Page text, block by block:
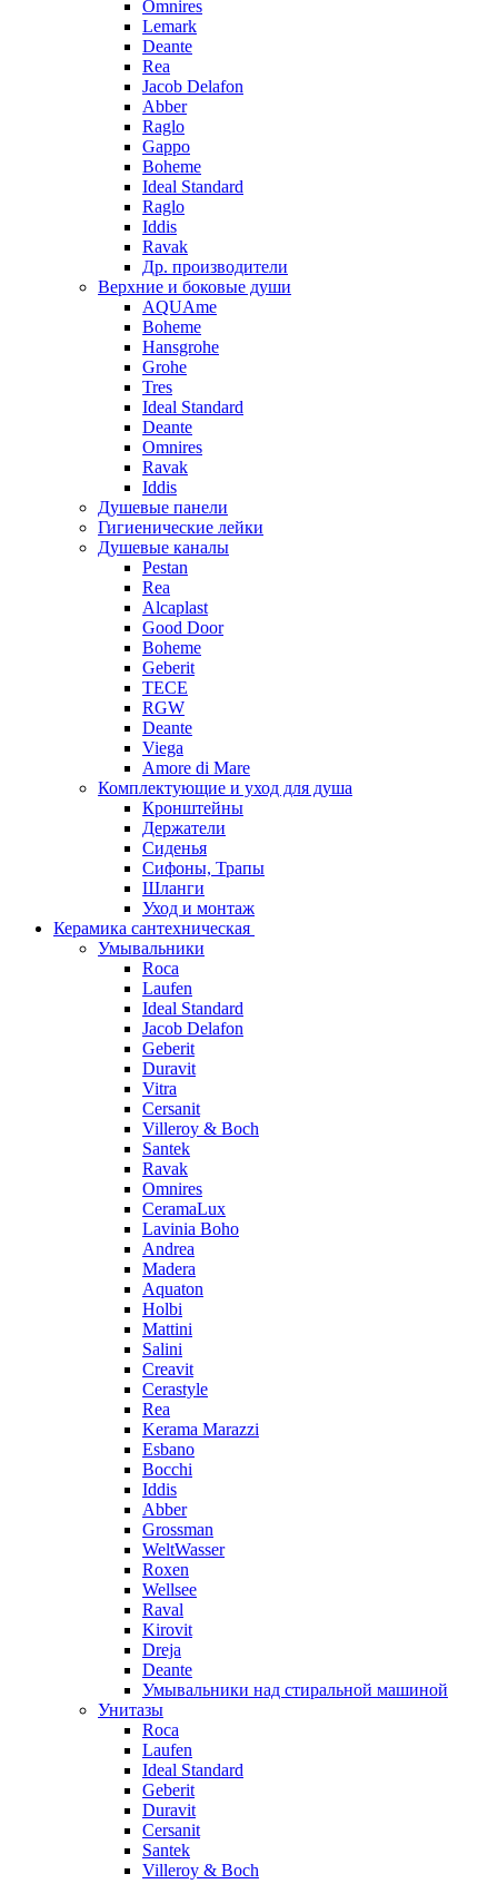
Omnires
Lemark
Deante
Rea
Jacob Delafon
Abber
Raglo
Gappo
Boheme
Ideal Standard
Raglo
Iddis
Ravak
Др. производители
Верхние и боковые души
AQUAme
Boheme
Hansgrohe
Grohe
Tres
Ideal Standard
Deante
Omnires
Ravak
Iddis
Душевые панели
Гигиенические лейки
Душевые каналы
Pestan
Rea
Alcaplast
Good Door
Boheme
Geberit
TECE
RGW
Deante
Viega
Amore di Mare
Комплектующие и уход для душа
Кронштейны
Держатели
Сиденья
Сифоны, Трапы
Шланги
Уход и монтаж
Керамика сантехническая
Умывальники
Roca
Laufen
Ideal Standard
Jacob Delafon
Geberit
Duravit
Vitra
Cersanit
Villeroy & Boch
Santek
Ravak
Omnires
CeramaLux
Lavinia Boho
Andrea
Madera
Aquaton
Holbi
Mattini
Salini
Creavit
Cerastyle
Rea
Kerama Marazzi
Esbano
Bocchi
Iddis
Abber
Grossman
WeltWasser
Roxen
Wellsee
Raval
Kirovit
Dreja
Deante
Умывальники над стиральной машиной
Унитазы
Roca
Laufen
Ideal Standard
Geberit
Duravit
Cersanit
Santek
Villeroy & Boch